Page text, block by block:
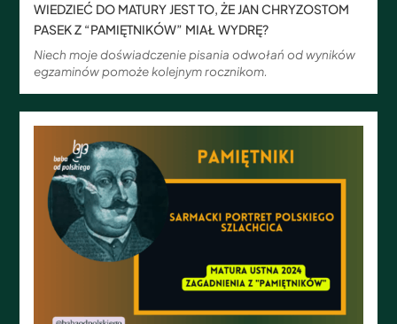
WIEDZIEĆ DO MATURY JEST TO, ŻE JAN CHRYZOSTOM
PASEK Z “PAMIĘTNIKÓW” MIAŁ WYDRĘ?
Niech moje doświadczenie pisania odwołań od wyników
egzaminów pomoże kolejnym rocznikom.